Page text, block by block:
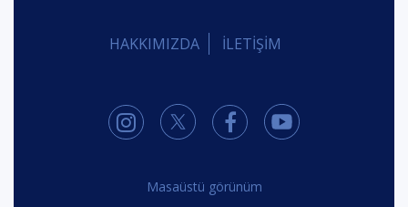
HAKKIMIZDA İLETİŞİM
Masaüstü görünüm